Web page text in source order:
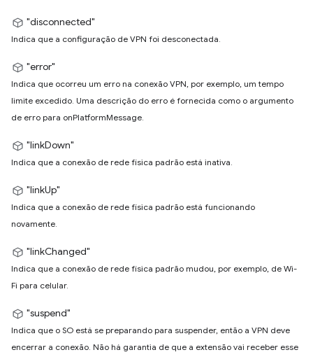
"disconnected"
Indica que a configuração de VPN foi desconectada.
"error"
Indica que ocorreu um erro na conexão VPN, por exemplo, um tempo
limite excedido. Uma descrição do erro é fornecida como o argumento
de erro para onPlatformMessage.
"linkDown"
Indica que a conexão de rede física padrão está inativa.
"linkUp"
Indica que a conexão de rede física padrão está funcionando
novamente.
"linkChanged"
Indica que a conexão de rede física padrão mudou, por exemplo, de Wi-
Fi para celular.
"suspend"
Indica que o SO está se preparando para suspender, então a VPN deve
encerrar a conexão. Não há garantia de que a extensão vai receber esse